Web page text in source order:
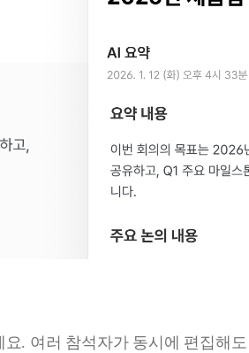
. 여러 참석자가 동시에 편집해도